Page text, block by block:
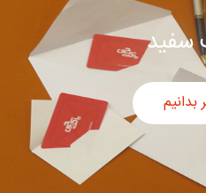
سفید
بدانیم